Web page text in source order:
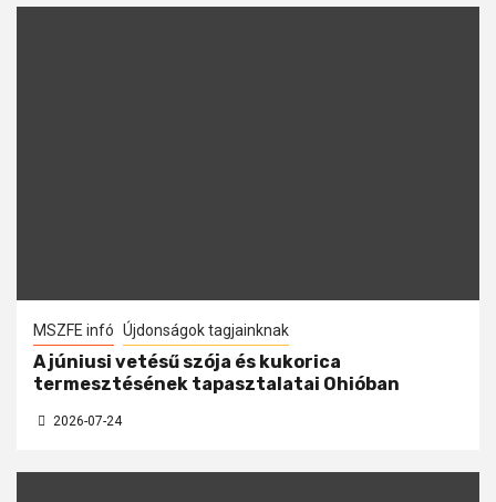
MSZFE infó Újdonságok tagjainknak
A júniusi vetésű szója és kukorica
termesztésének tapasztalatai Ohióban
2026-07-24